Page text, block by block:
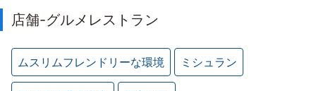
セ
店舗-グルメレストラン
ムスリムフレンドリーな環境 ミシュラン